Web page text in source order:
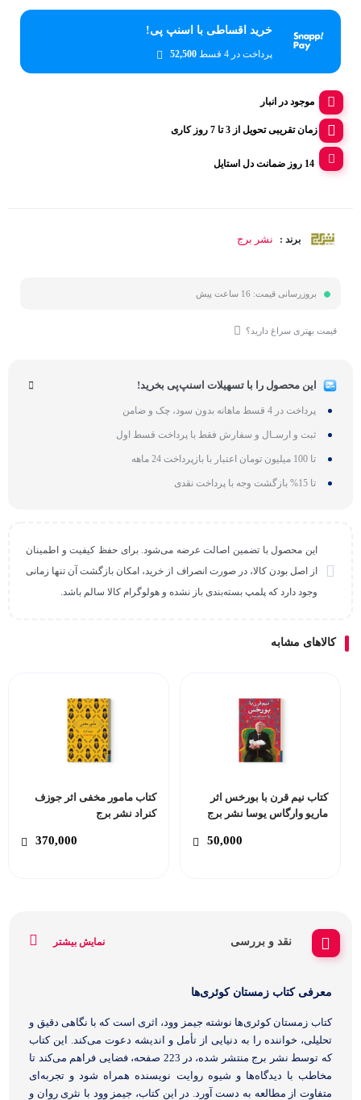
خرید اقساطی با اسنپ پی!
پرداخت در 4 قسط 52,500
موجود در انبار
زمان تقریبی تحویل از 3 تا 7 روز کاری
14 روز ضمانت دل استایل
برند : نشر برج
بروزرسانی قیمت: 16 ساعت پیش
قیمت بهتری سراغ دارید؟
این محصول را با تسهیلات اسنپ‌پی بخرید!
پرداخت در 4 قسط ماهانه بدون سود، چک و ضامن
ثبت و ارسـال و سفارش فقط با پرداخت قسط اول
تا 100 میلیون تومان اعتبار با بازپرداخت 24 ماهه
تا 15% بازگشت وجه با پرداخت نقدی
این محصول با تضمین اصالت عرضه می‌شود. برای حفظ کیفیت و اطمینان
از اصل بودن کالا، در صورت انصراف از خرید، امکان بازگشت آن تنها زمانی
وجود دارد که پلمپ بسته‌بندی باز نشده و هولوگرام کالا سالم باشد.
کالاهای مشابه
کتاب نیم قرن با بورخس اثر
ماریو وارگاس یوسا نشر برج
50,000
کتاب مامور مخفی اثر جوزف
کنراد نشر برج
370,000
نقد و بررسی نمایش بیشتر
معرفی کتاب زمستان کوئری‌ها
کتاب زمستان کوئری‌ها نوشته جیمز وود، اثری است که با نگاهی دقیق و
تحلیلی، خواننده را به دنیایی از تأمل و اندیشه دعوت می‌کند. این کتاب
که توسط نشر برج منتشر شده، در 223 صفحه، فضایی فراهم می‌کند تا
مخاطب با دیدگاه‌ها و شیوه روایت نویسنده همراه شود و تجربه‌ای
متفاوت از مطالعه به دست آورد. در این کتاب، جیمز وود با نثری روان و